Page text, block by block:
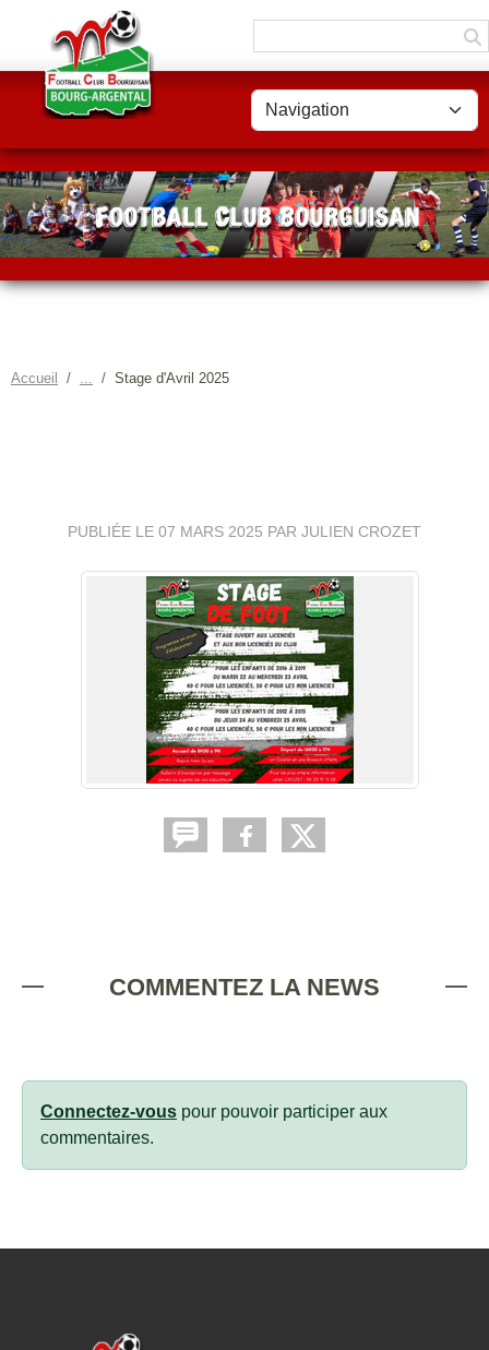
Accueil Stage d'Avril 2025
PUBLIÉE LE 07 MARS 2025 PAR JULIEN CROZET
COMMENTEZ LA NEWS
Connectez-vous pour pouvoir participer aux
commentaires.
Panneau de gestion des cookies